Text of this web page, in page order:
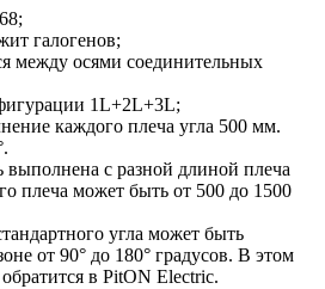
галогенов;
между осями соединительных
1L+2L+3L;
каждого плеча угла 500 мм.
выполнена с разной длиной плеча
плеча может быть от 500 до 1500
угла может быть
от 90° до 180° градусов. В этом
в PitON Electric.